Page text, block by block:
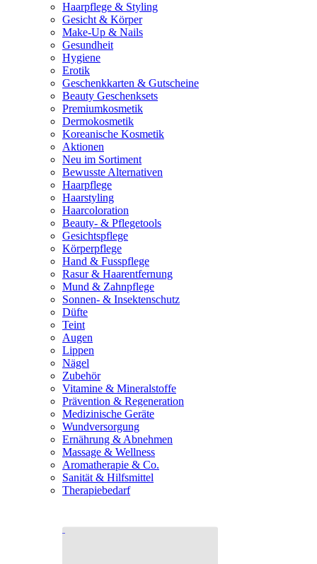
Haarpflege & Styling
Gesicht & Körper
Make-Up & Nails
Gesundheit
Hygiene
Erotik
Geschenkkarten & Gutscheine
Beauty Geschenksets
Premiumkosmetik
Dermokosmetik
Koreanische Kosmetik
Aktionen
Neu im Sortiment
Bewusste Alternativen
Haarpflege
Haarstyling
Haarcoloration
Beauty- & Pflegetools
Gesichtspflege
Körperpflege
Hand & Fusspflege
Rasur & Haarentfernung
Mund & Zahnpflege
Sonnen- & Insektenschutz
Düfte
Teint
Augen
Lippen
Nägel
Zubehör
Vitamine & Mineralstoffe
Prävention & Regeneration
Medizinische Geräte
Wundversorgung
Ernährung & Abnehmen
Massage & Wellness
Aromatherapie & Co.
Sanität & Hilfsmittel
Therapiebedarf